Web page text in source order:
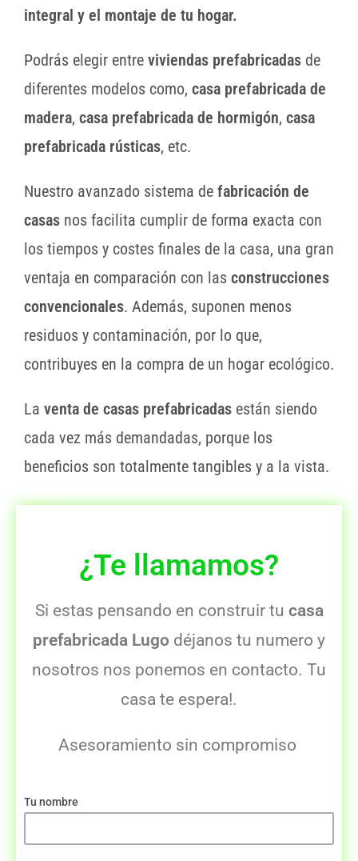
integral y el montaje de tu hogar.
Podrás elegir entre viviendas prefabricadas de
diferentes modelos como, casa prefabricada de
madera, casa prefabricada de hormigón, casa
prefabricada rústicas, etc.
Nuestro avanzado sistema de fabricación de
casas nos facilita cumplir de forma exacta con
los tiempos y costes finales de la casa, una gran
ventaja en comparación con las construcciones
convencionales. Además, suponen menos
residuos y contaminación, por lo que,
contribuyes en la compra de un hogar ecológico.
La venta de casas prefabricadas están siendo
cada vez más demandadas, porque los
beneficios son totalmente tangibles y a la vista.
¿Te llamamos?
Si estas pensando en construir tu casa
prefabricada Lugo déjanos tu numero y
nosotros nos ponemos en contacto. Tu
casa te espera!.
Asesoramiento sin compromiso
Tu nombre